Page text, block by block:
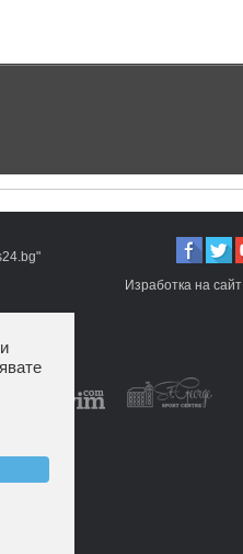
Изработка на сайт